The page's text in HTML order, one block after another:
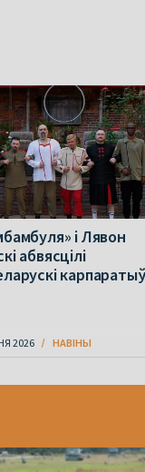
і Лявон
абвясцілі
карпаратыў
2026 НАВІНЫ